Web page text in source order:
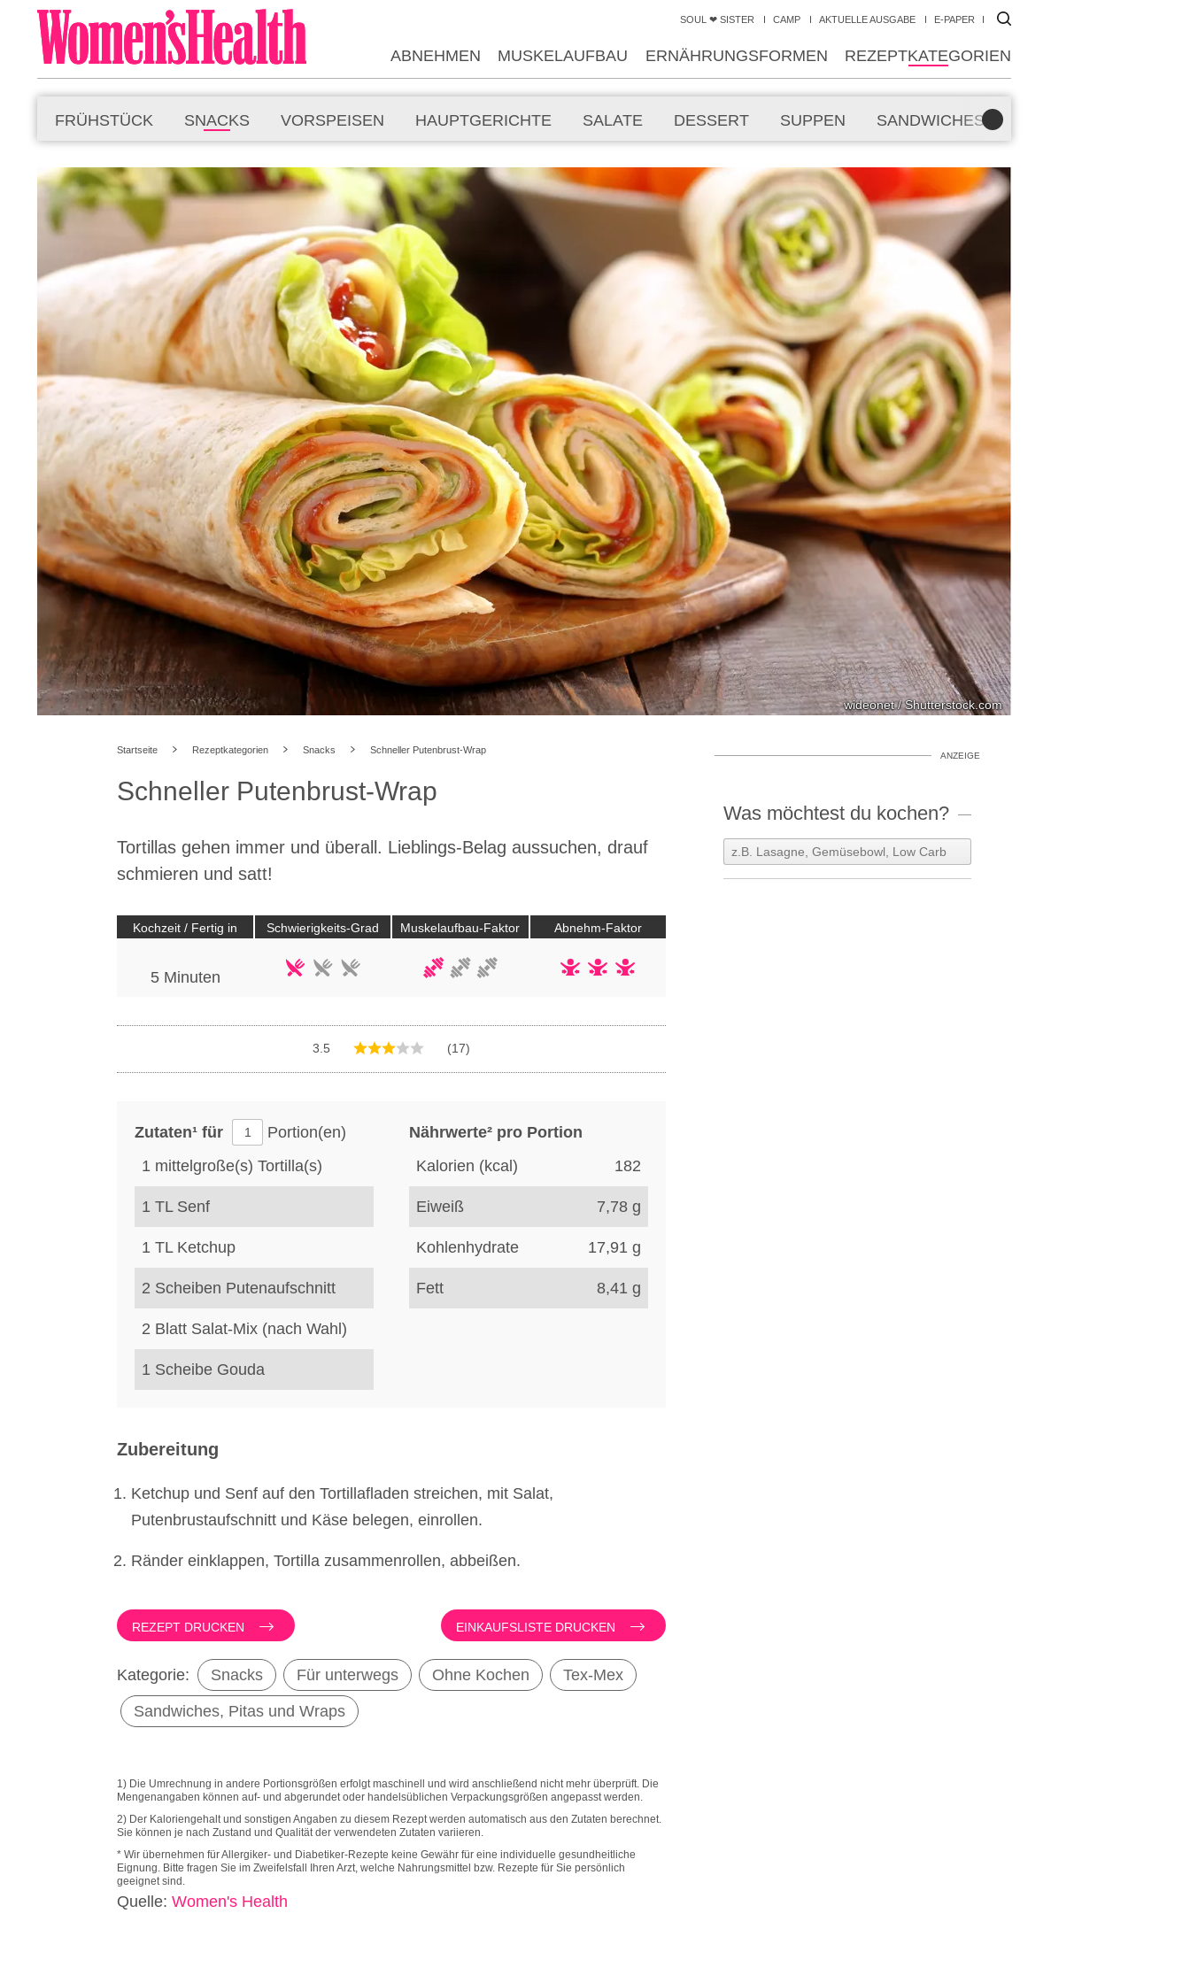
SOUL ❤ SISTER CAMP AKTUELLE AUSGABE E-PAPER
ABNEHMEN MUSKELAUFBAU ERNÄHRUNGSFORMEN REZEPTKATEGORIEN
FRÜHSTÜCK SNACKS VORSPEISEN HAUPTGERICHTE SALATE DESSERT SUPPEN SANDWICHES
wideonet / Shutterstock.com
Startseite Rezeptkategorien Snacks Schneller Putenbrust-Wrap
Schneller Putenbrust-Wrap
Tortillas gehen immer und überall. Lieblings-Belag aussuchen, drauf
schmieren und satt!
Kochzeit / Fertig in Schwierigkeits-Grad Muskelaufbau-Faktor Abnehm-Faktor
5 Minuten
3.5 (17)
Zutaten¹ für
Portion(en)
1 mittelgroße(s) Tortilla(s)
1 TL Senf
1 TL Ketchup
2 Scheiben Putenaufschnitt
2 Blatt Salat-Mix (nach Wahl)
1 Scheibe Gouda
Nährwerte² pro Portion
Kalorien (kcal)
182
Eiweiß 7,78 g
Kohlenhydrate 17,91 g
Fett 8,41 g
Zubereitung
Ketchup und Senf auf den Tortillafladen streichen, mit Salat,
Putenbrustaufschnitt und Käse belegen, einrollen.
Ränder einklappen, Tortilla zusammenrollen, abbeißen.
REZEPT DRUCKEN EINKAUFSLISTE DRUCKEN
Kategorie: Snacks Für unterwegs Ohne Kochen Tex-Mex
Sandwiches, Pitas und Wraps
1) Die Umrechnung in andere Portionsgrößen erfolgt maschinell und wird anschließend nicht mehr überprüft. Die
Mengenangaben können auf- und abgerundet oder handelsüblichen Verpackungsgrößen angepasst werden.
2) Der Kaloriengehalt und sonstigen Angaben zu diesem Rezept werden automatisch aus den Zutaten berechnet.
Sie können je nach Zustand und Qualität der verwendeten Zutaten variieren.
* Wir übernehmen für Allergiker- und Diabetiker-Rezepte keine Gewähr für eine individuelle gesundheitliche
Eignung. Bitte fragen Sie im Zweifelsfall Ihren Arzt, welche Nahrungsmittel bzw. Rezepte für Sie persönlich
geeignet sind.
Quelle: Women's Health
Was möchtest du kochen?